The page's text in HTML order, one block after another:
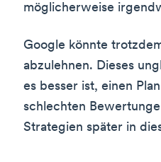
möglicherweise
Google könnte
abzulehnen. Dieses
es besser ist, einen
schlechten
Strategien später in